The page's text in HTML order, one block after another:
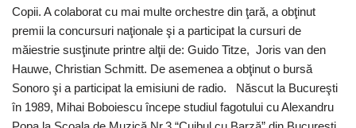
Copii. A colaborat cu mai multe orchestre din ţară, a obţinut
premii la concursuri naţionale şi a participat la cursuri de
măiestrie susţinute printre alţii de: Guido Titze, Joris van den
Hauwe, Christian Schmitt. De asemenea a obţinut o bursă
Sonoro şi a participat la emisiuni de radio. Născut la Bucureşti
în 1989, Mihai Boboiescu începe studiul fagotului cu Alexandru